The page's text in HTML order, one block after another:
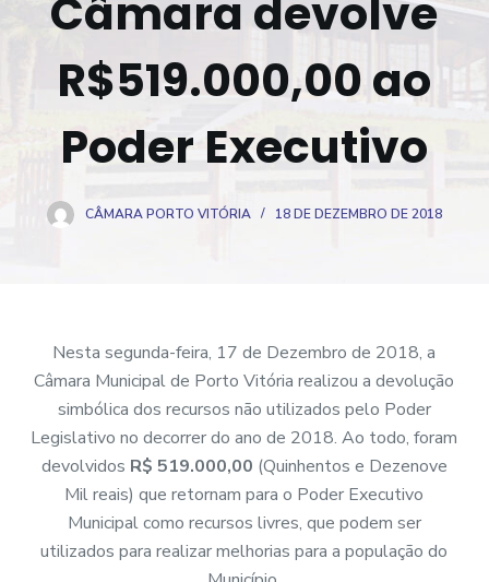
Câmara devolve
R$519.000,00 ao
Poder Executivo
CÂMARA PORTO VITÓRIA 18 DE DEZEMBRO DE 2018
Nesta segunda-feira, 17 de Dezembro de 2018, a
Câmara Municipal de Porto Vitória realizou a devolução
simbólica dos recursos não utilizados pelo Poder
Legislativo no decorrer do ano de 2018. Ao todo, foram
devolvidos R$ 519.000,00 (Quinhentos e Dezenove
Mil reais) que retornam para o Poder Executivo
Municipal como recursos livres, que podem ser
utilizados para realizar melhorias para a população do